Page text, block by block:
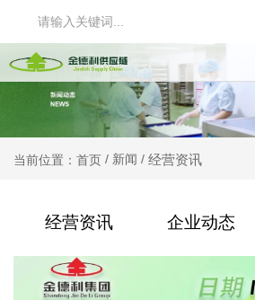
当前位置：首页 / 新闻 / 经营资讯
经营资讯 企业动态